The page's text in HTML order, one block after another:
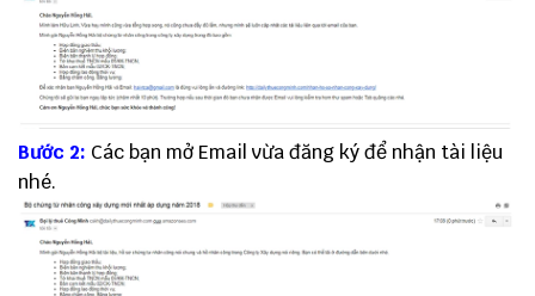
Bước 2: Các bạn mở Email vừa đăng ký để nhận tài liệu
nhé.